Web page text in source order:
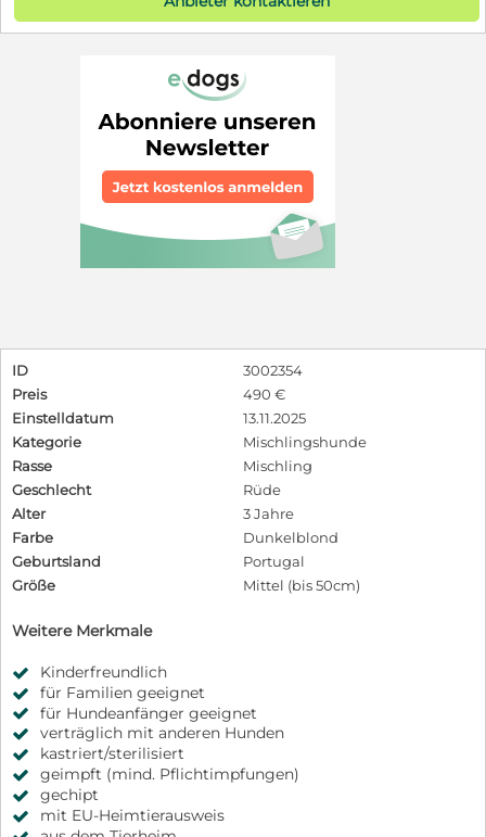
ID
3002354
Preis
490 €
Einstelldatum
13.11.2025
Kategorie
Mischlingshunde
Rasse
Mischling
Geschlecht
Rüde
Alter
3 Jahre
Farbe
Dunkelblond
Geburtsland
Portugal
Größe
Mittel (bis 50cm)
Weitere Merkmale
Kinderfreundlich
für Familien geeignet
für Hundeanfänger geeignet
verträglich mit anderen Hunden
kastriert/sterilisiert
geimpft (mind. Pflichtimpfungen)
gechipt
mit EU-Heimtierausweis